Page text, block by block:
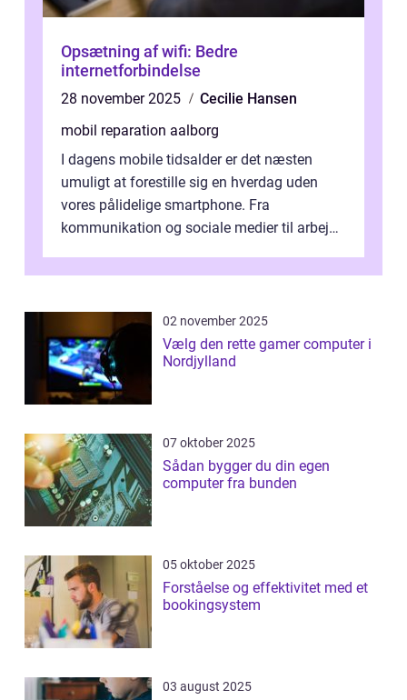
Opsætning af wifi: Bedre
internetforbindelse
28 november 2025
Cecilie Hansen
mobil reparation aalborg
I dagens mobile tidsalder er det næsten
umuligt at forestille sig en hverdag uden
vores pålidelige smartphone. Fra
kommunikation og sociale medier til arbejde
02 november 2025
Vælg den rette gamer computer i
Nordjylland
07 oktober 2025
Sådan bygger du din egen
computer fra bunden
05 oktober 2025
Forståelse og effektivitet med et
bookingsystem
03 august 2025